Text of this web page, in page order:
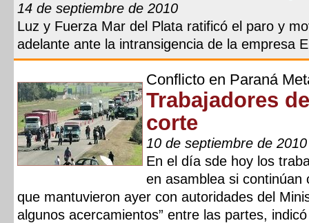
14 de septiembre de 2010
Luz y Fuerza Mar del Plata ratificó el paro y
adelante ante la intransigencia de la empresa
Conflicto en Paraná
Trabajadores
corte
10 de septiembre de 2010
En el día sde hoy los
en asamblea si
que mantuvieron ayer con autoridades del
algunos acercamientos” entre las partes,